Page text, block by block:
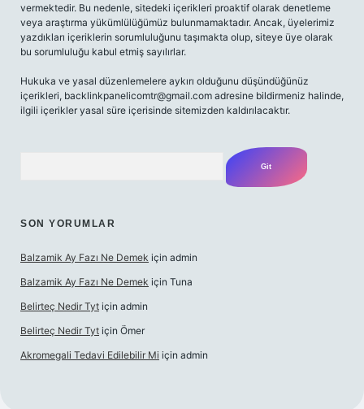
vermektedir. Bu nedenle, sitedeki içerikleri proaktif olarak denetleme
veya araştırma yükümlülüğümüz bulunmamaktadır. Ancak, üyelerimiz
yazdıkları içeriklerin sorumluluğunu taşımakta olup, siteye üye olarak
bu sorumluluğu kabul etmiş sayılırlar.
Hukuka ve yasal düzenlemelere aykırı olduğunu düşündüğünüz
içerikleri, backlinkpanelicomtr@gmail.com adresine bildirmeniz halinde,
ilgili içerikler yasal süre içerisinde sitemizden kaldırılacaktır.
SON YORUMLAR
Balzamik Ay Fazı Ne Demek için admin
Balzamik Ay Fazı Ne Demek için Tuna
Belirteç Nedir Tyt için admin
Belirteç Nedir Tyt için Ömer
Akromegali Tedavi Edilebilir Mi için admin